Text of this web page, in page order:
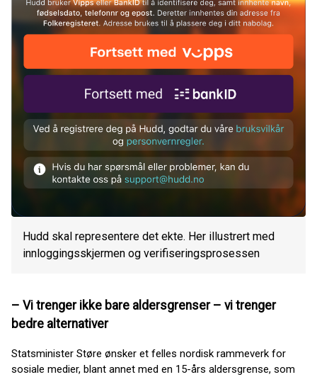
Hudd skal representere det ekte. Her illustrert med
innloggingsskjermen og verifiseringsprosessen
– Vi trenger ikke bare aldersgrenser – vi trenger
bedre alternativer
Statsminister Støre ønsker et felles nordisk rammeverk for
sosiale medier, blant annet med en 15-års aldersgrense, som